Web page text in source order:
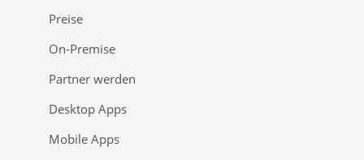
Preise
On-Premise
Partner werden
Desktop Apps
Mobile Apps